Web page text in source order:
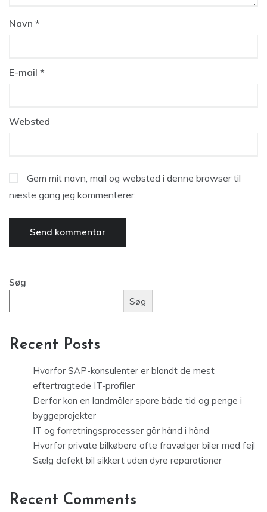
Navn *
E-mail *
Websted
Gem mit navn, mail og websted i denne browser til
næste gang jeg kommenterer.
Søg
Søg
Recent Posts
Hvorfor SAP-konsulenter er blandt de mest
eftertragtede IT-profiler
Derfor kan en landmåler spare både tid og penge i
byggeprojekter
IT og forretningsprocesser går hånd i hånd
Hvorfor private bilkøbere ofte fravælger biler med fejl
Sælg defekt bil sikkert uden dyre reparationer
Recent Comments